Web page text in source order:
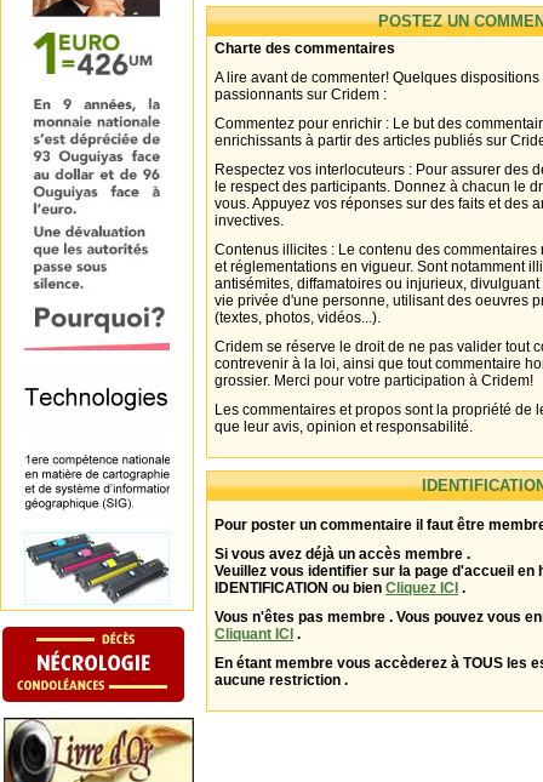
POSTEZ UN
Charte des commentaires
A lire avant de commenter! Quelques
passionnants sur Cridem :
Commentez pour enrichir : Le but des
enrichissants à partir des articles publiés sur
Respectez vos interlocuteurs : Pour assurer des
le respect des participants. Donnez à chacun le
vous. Appuyez vos réponses sur des faits et des
invectives.
Contenus illicites : Le contenu des
et réglementations en vigueur. Sont notamment
antisémites, diffamatoires ou injurieux,
vie privée d'une personne, utilisant des oeuvres
(textes, photos, vidéos...).
Cridem se réserve le droit de ne pas valider tout
contrevenir à la loi, ainsi que tout commentaire
grossier. Merci pour votre participation à Cridem!
Les commentaires et propos sont la propriété de
que leur avis, opinion et responsabilité.
Pour poster un commentaire il faut être
Si vous avez déjà un accès membre .
Veuillez vous identifier sur la page d'accueil en
IDENTIFICATION ou bien Cliquez ICI .
Vous n'êtes pas membre . Vous pouvez vous
Cliquant ICI .
En étant membre vous accèderez à TOUS les
aucune restriction .